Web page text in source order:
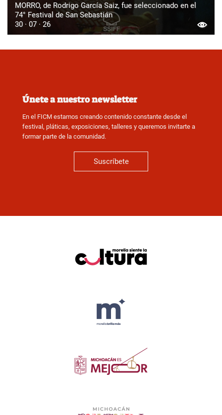
MORRO, de Rodrigo García Saiz, fue seleccionado en el
74° Festival de San Sebastián
30 · 07 · 26
Únete a nuestro newsletter
En el FICM estamos creando contenido constante desde el
festival, pláticas, exposiciones, talleres y queremos invitarte a
formar parte de la comunidad.
Suscríbete